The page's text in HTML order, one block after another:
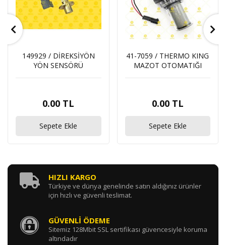
149929 / DİREKSİYÖN
YÖN SENSÖRÜ
0.00 TL
Sepete Ekle
41-7059 / THERMO KING
MAZOT OTOMATIĞI
0.00 TL
Sepete Ekle
HIZLI KARGO
Türkiye ve dünya genelinde satın aldığınız ürünler
için hızlı ve güvenli teslimat.
GÜVENLİ ÖDEME
Sitemiz 128Mbit SSL sertifikası güvencesiyle koruma
altındadır